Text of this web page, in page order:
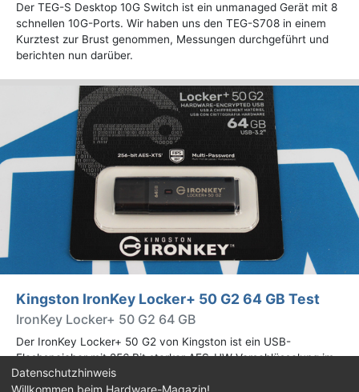
Der TEG-S Desktop 10G Switch ist ein unmanaged Gerät mit 8
schnellen 10G-Ports. Wir haben uns den TEG-S708 in einem
Kurztest zur Brust genommen, Messungen durchgeführt und
berichten nun darüber.
Kingston IronKey Locker+ 50 G2 64 GB Test
IronKey Locker+ 50 G2 64 GB
Der IronKey Locker+ 50 G2 von Kingston ist ein USB-
Flashspeicher mit 256 Bit starker AES-HW-Verschlüsselung im
XTS-Modus. Wir haben das 64-GB-Modell im Praxistest
genauer begutachtet.
Datenschutzhinweis
Willkommen beim Hardware-Magazin!